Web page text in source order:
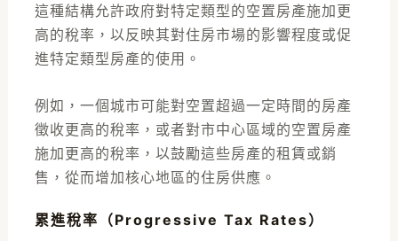
這種結構允許政府對特定類型的空置房產施加更
高的稅率，以反映其對住房市場的影響程度或促
進特定類型房產的使用。
例如，一個城市可能對空置超過一定時間的房產
徵收更高的稅率，或者對市中心區域的空置房產
施加更高的稅率，以鼓勵這些房產的租賃或銷
售，從而增加核心地區的住房供應。
累進稅率（Progressive Tax Rates）